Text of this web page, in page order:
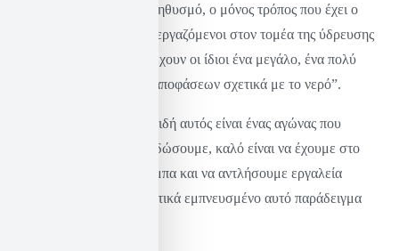
πόρων, τον πιθανό υπερπληθυσμό, ο μόνος τρόπος που έχει ο
γενικός πληθυσμός και οι εργαζόμενοι στον τομέα της ύδρευσης
για την επιβίωση είναι να έχουν οι ίδιοι ένα μεγάλο, ένα πολύ
σημαντικό ‘κομμάτι’ των αποφάσεων σχετικά με το νερό”.
Σκέφτομαι λοιπόν πως επειδή αυτός είναι ένας αγώνας που
σύντομα θα κληθούμε να δώσουμε, καλό είναι να έχουμε στο
μυαλό μας την Κοτσαμπάμπα και να αντλήσουμε εργαλεία
αντίστασης από το πραγματικά εμπνευσμένο αυτό παράδειγμα